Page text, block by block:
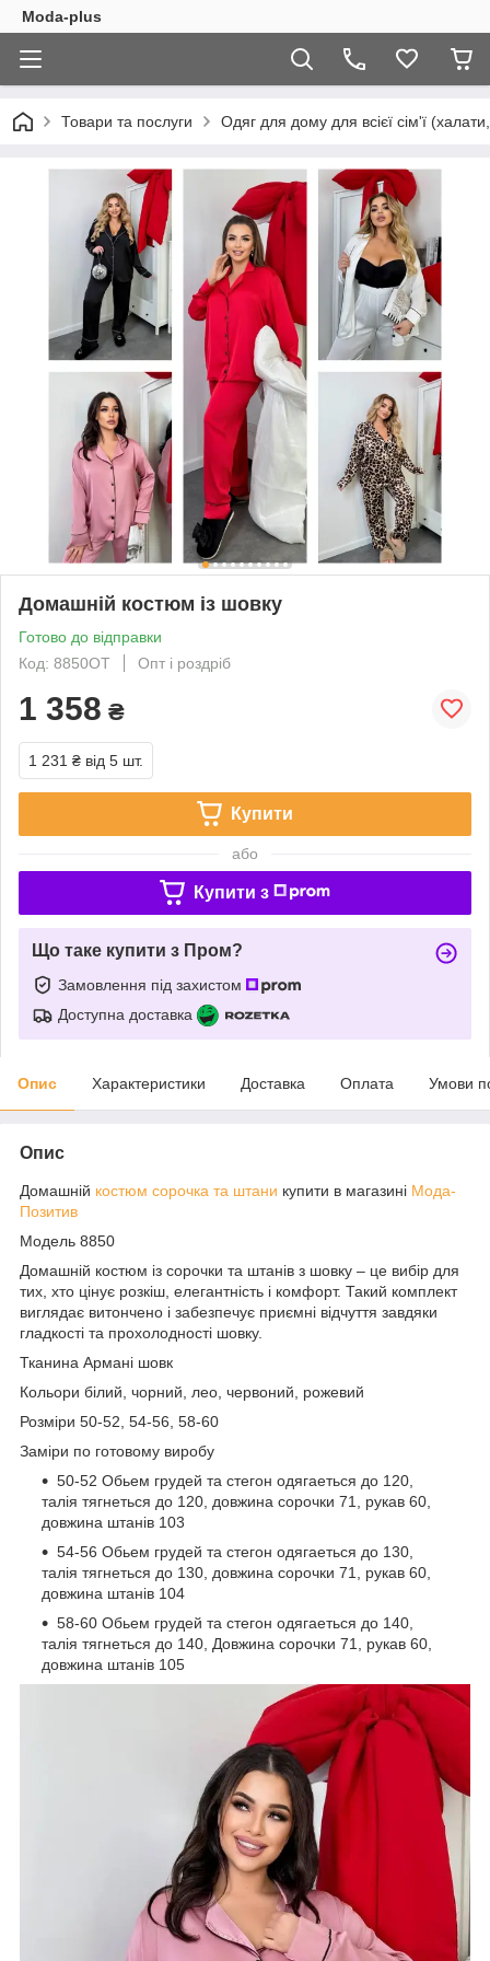
Moda-plus
Товари та послуги Одяг для дому для всієї сім'ї
Домашній костюм із шовку
Готово до відправки
Код: 8850ОТ
Опт і роздріб
1 358 ₴
1 231 ₴ від 5 шт.
Купити
або
Купити з
Що таке купити з Пром?
Замовлення під захистом
Доступна доставка
Опис Характеристики Доставка Оплата Умови
Опис
Домашній костюм сорочка та штани купити в магазині Мода-
Позитив
Модель 8850
Домашній костюм із сорочки та штанів з шовку – це вибір для
тих, хто цінує розкіш, елегантність і комфорт. Такий комплект
виглядає витончено і забезпечує приємні відчуття завдяки
гладкості та прохолодності шовку.
Тканина Армані шовк
Кольори білий, чорний, лео, червоний, рожевий
Розміри 50-52, 54-56, 58-60
Заміри по готовому виробу
50-52 Обьем грудей та стегон одягаеться до 120,
талія тягнеться до 120, довжина сорочки 71, рукав 60,
довжина штанів 103
54-56 Обьем грудей та стегон одягаеться до 130,
талія тягнеться до 130, довжина сорочки 71, рукав 60,
довжина штанів 104
58-60 Обьем грудей та стегон одягаеться до 140,
талія тягнеться до 140, Довжина сорочки 71, рукав 60,
довжина штанів 105